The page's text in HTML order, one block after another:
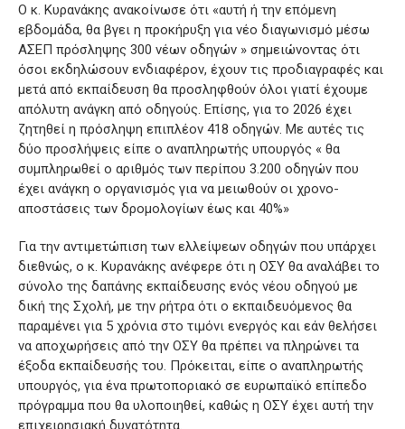
Ο κ. Κυρανάκης ανακοίνωσε ότι «αυτή ή την επόμενη
εβδομάδα, θα βγει η προκήρυξη για νέο διαγωνισμό μέσω
ΑΣΕΠ πρόσληψης 300 νέων οδηγών » σημειώνοντας ότι
όσοι εκδηλώσουν ενδιαφέρον, έχουν τις προδιαγραφές και
μετά από εκπαίδευση θα προσληφθούν όλοι γιατί έχουμε
απόλυτη ανάγκη από οδηγούς. Επίσης, για το 2026 έχει
ζητηθεί η πρόσληψη επιπλέον 418 οδηγών. Με αυτές τις
δύο προσλήψεις είπε ο αναπληρωτής υπουργός « θα
συμπληρωθεί ο αριθμός των περίπου 3.200 οδηγών που
έχει ανάγκη ο οργανισμός για να μειωθούν οι χρονο-
αποστάσεις των δρομολογίων έως και 40%»
Για την αντιμετώπιση των ελλείψεων οδηγών που υπάρχει
διεθνώς, ο κ. Κυρανάκης ανέφερε ότι η ΟΣΥ θα αναλάβει το
σύνολο της δαπάνης εκπαίδευσης ενός νέου οδηγού με
δική της Σχολή, με την ρήτρα ότι ο εκπαιδευόμενος θα
παραμένει για 5 χρόνια στο τιμόνι ενεργός και εάν θελήσει
να αποχωρήσεις από την ΟΣΥ θα πρέπει να πληρώνει τα
έξοδα εκπαίδευσής του. Πρόκειται, είπε ο αναπληρωτής
υπουργός, για ένα πρωτοποριακό σε ευρωπαϊκό επίπεδο
πρόγραμμα που θα υλοποιηθεί, καθώς η ΟΣΥ έχει αυτή την
επιχειρησιακή δυνατότητα.